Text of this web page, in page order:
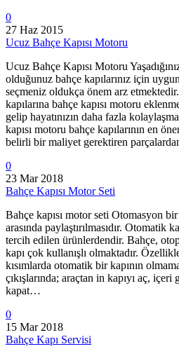
0
27 Haz 2015
Ucuz Bahçe Kapısı Motoru
Ucuz Bahçe Kapısı Motoru
olduğunuz bahçe kapılarınız için
seçmeniz oldukça önem arz
kapılarına bahçe kapısı motoru
gelip hayatınızın daha fazla
kapısı motoru bahçe kapılarının en
belirli bir maliyet gerektiren
0
23 Mar 2018
Bahçe Kapısı Motor Seti
Bahçe kapısı motor seti Otomasyon
arasında paylaştırılmasıdır. Otomatik
tercih edilen ürünlerdendir. Bahçe,
kapı çok kullanışlı olmaktadır.
kısımlarda otomatik bir kapının
çıkışlarında; araçtan in kapıyı aç,
kapat…
0
15 Mar 2018
Bahçe Kapı Servisi